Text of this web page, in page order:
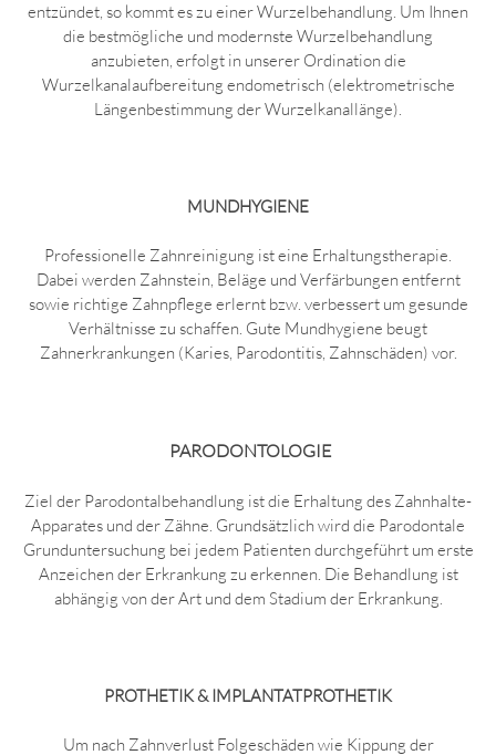
entzündet, so kommt es zu einer Wurzelbehandlung. Um Ihnen
die bestmögliche und modernste Wurzelbehandlung
anzubieten, erfolgt in unserer Ordination die
Wurzelkanalaufbereitung endometrisch (elektrometrische
Längenbestimmung der Wurzelkanallänge).
MUNDHYGIENE
Professionelle Zahnreinigung ist eine Erhaltungstherapie.
Dabei werden Zahnstein, Beläge und Verfärbungen entfernt
sowie richtige Zahnpflege erlernt bzw. verbessert um gesunde
Verhältnisse zu schaffen. Gute Mundhygiene beugt
Zahnerkrankungen (Karies, Parodontitis, Zahnschäden) vor.
PARODONTOLOGIE
Ziel der Parodontalbehandlung ist die Erhaltung des Zahnhalte-
Apparates und der Zähne. Grundsätzlich wird die Parodontale
Grunduntersuchung bei jedem Patienten durchgeführt um erste
Anzeichen der Erkrankung zu erkennen. Die Behandlung ist
abhängig von der Art und dem Stadium der Erkrankung.
PROTHETIK & IMPLANTATPROTHETIK
Um nach Zahnverlust Folgeschäden wie Kippung der